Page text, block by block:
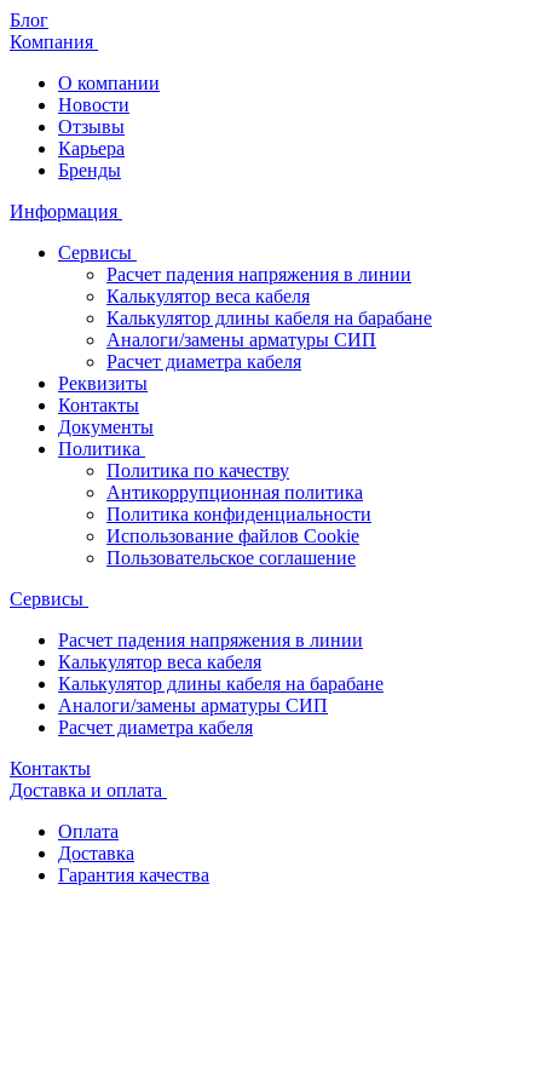
Блог
Компания
О компании
Новости
Отзывы
Карьера
Бренды
Информация
Сервисы
Расчет падения напряжения в линии
Калькулятор веса кабеля
Калькулятор длины кабеля на барабане
Аналоги/замены арматуры СИП
Расчет диаметра кабеля
Реквизиты
Контакты
Документы
Политика
Политика по качеству
Антикоррупционная политика
Политика конфиденциальности
Использование файлов Cookie
Пользовательское соглашение
Сервисы
Расчет падения напряжения в линии
Калькулятор веса кабеля
Калькулятор длины кабеля на барабане
Аналоги/замены арматуры СИП
Расчет диаметра кабеля
Контакты
Доставка и оплата
Оплата
Доставка
Гарантия качества